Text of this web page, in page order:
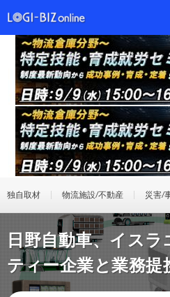
独自取材 物流施設/不動産 災害/
日野自動車、イスラ
ティー企業と業務提